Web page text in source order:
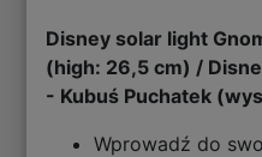
Disney solar light
(high: 26,5 cm) /
- Kubuś Puchatek
Wprowadź do